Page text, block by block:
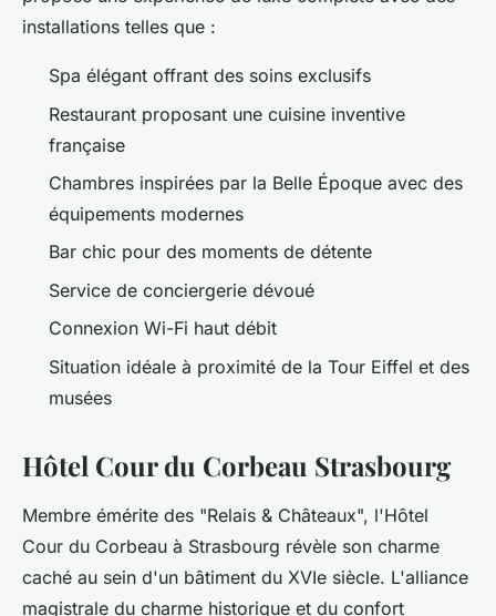
installations telles que :
Spa élégant offrant des soins exclusifs
Restaurant proposant une cuisine inventive
française
Chambres inspirées par la Belle Époque avec des
équipements modernes
Bar chic pour des moments de détente
Service de conciergerie dévoué
Connexion Wi-Fi haut débit
Situation idéale à proximité de la Tour Eiffel et des
musées
Hôtel Cour du Corbeau Strasbourg
Membre émérite des "Relais & Châteaux", l'Hôtel
Cour du Corbeau à Strasbourg révèle son charme
caché au sein d'un bâtiment du XVIe siècle. L'alliance
magistrale du charme historique et du confort